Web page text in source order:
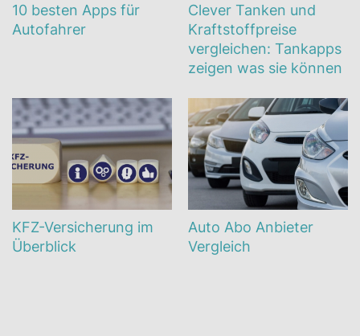
10 besten Apps für
Autofahrer
Clever Tanken und
Kraftstoffpreise
vergleichen: Tankapps
zeigen was sie können
KFZ-Versicherung im
Überblick
Auto Abo Anbieter
Vergleich